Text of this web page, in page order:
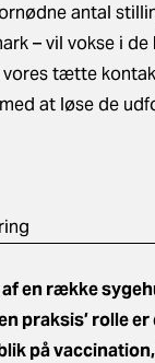
antal
– vil vokse i de
vores tætte
at løse de
en række
praksis’ rolle
på